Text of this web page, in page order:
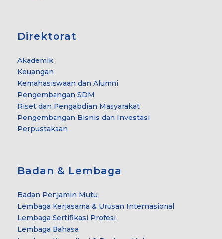
Direktorat
Akademik
Keuangan
Kemahasiswaan dan Alumni
Pengembangan SDM
Riset dan Pengabdian Masyarakat
Pengembangan Bisnis dan Investasi
Perpustakaan
Badan & Lembaga
Badan Penjamin Mutu
Lembaga Kerjasama & Urusan Internasional
Lembaga Sertifikasi Profesi
Lembaga Bahasa